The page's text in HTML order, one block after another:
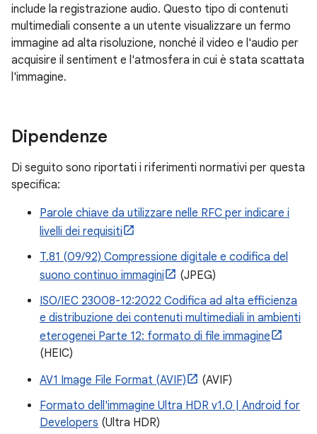
include la registrazione audio. Questo tipo di contenuti
multimediali consente a un utente visualizzare un fermo
immagine ad alta risoluzione, nonché il video e l'audio per
acquisire il sentiment e l'atmosfera in cui è stata scattata
l'immagine.
Dipendenze
Di seguito sono riportati i riferimenti normativi per questa
specifica:
Parole chiave da utilizzare nelle RFC per indicare i
livelli dei requisiti
T.81 (09/92) Compressione digitale e codifica del
suono continuo immagini
(JPEG)
ISO/IEC 23008-12:2022 Codifica ad alta efficienza
e distribuzione dei contenuti multimediali in ambienti
eterogenei Parte 12: formato di file immagine
(HEIC)
AV1 Image File Format (AVIF)
(AVIF)
Formato dell'immagine Ultra HDR v1.0 | Android for
Developers (Ultra HDR)